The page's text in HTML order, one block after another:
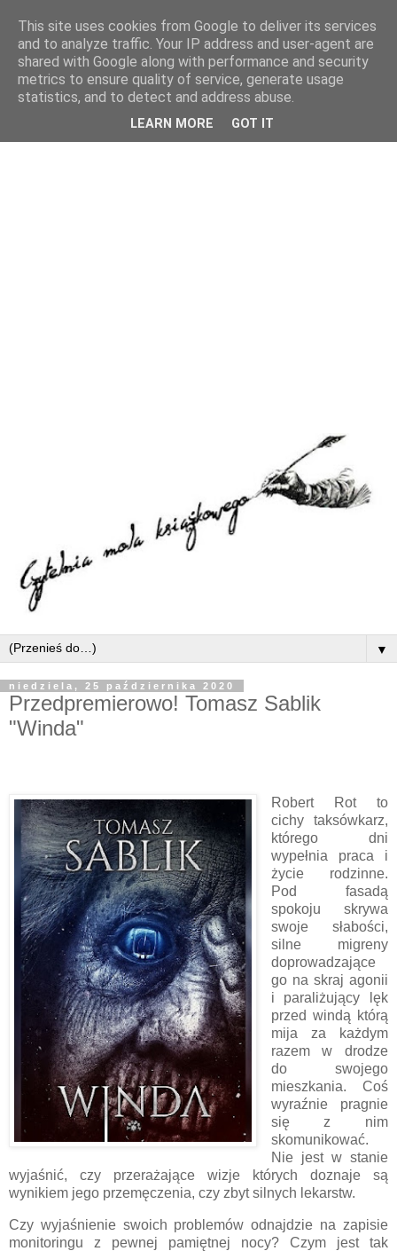
▼
niedziela, 25 października 2020
Przedpremierowo! Tomasz Sablik
"Winda"
Robert Rot to
cichy taksówkarz,
którego dni
wypełnia praca i
życie rodzinne.
Pod fasadą
spokoju skrywa
swoje słabości,
silne migreny
doprowadzające
go na skraj agonii
i paraliżujący lęk
przed windą którą
mija za każdym
razem w drodze
do swojego
mieszkania. Coś
wyraźnie pragnie
się z nim
skomunikować.
Nie jest w stanie
wyjaśnić, czy przerażające wizje których doznaje są
wynikiem jego przemęczenia, czy zbyt silnych lekarstw.
Czy wyjaśnienie swoich problemów odnajdzie na zapisie
monitoringu z pewnej pamiętnej nocy? Czym jest tak
This site uses cookies from Google to deliver its services
and to analyze traffic. Your IP address and user-agent are
shared with Google along with performance and security
metrics to ensure quality of service, generate usage
statistics, and to detect and address abuse.
LEARN MORE GOT IT